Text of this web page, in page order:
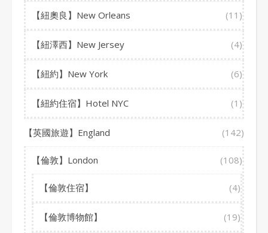
【紐奧良】New Orleans (11)
【紐澤西】New Jersey (4)
【紐約】New York (6)
【紐約住宿】Hotel NYC (1)
【英國旅遊】England (142)
【倫敦】London (108)
【倫敦住宿】 (4)
【倫敦博物館】 (19)